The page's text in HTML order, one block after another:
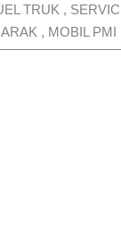
TRUK ,
, MOBIL PMI